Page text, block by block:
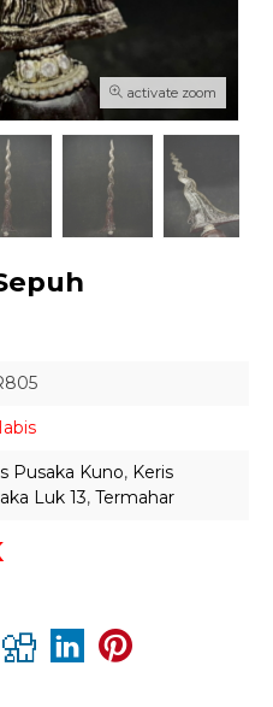
activate zoom
Pusaka Kuno, Keris
Luk 13, Termahar